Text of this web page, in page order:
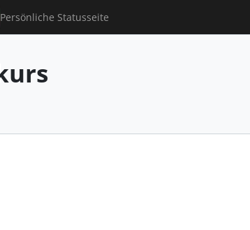
Persönliche Statusseite